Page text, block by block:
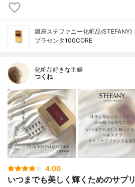
銀座ステファニー化粧品(STEFANY)
プラセンタ100CORE
化粧品好きな主婦
つくね
4.00
いつまでも美しく輝くためのサプリ